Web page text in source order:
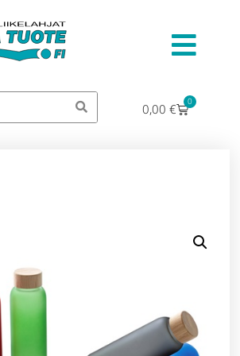
0,00 € 0